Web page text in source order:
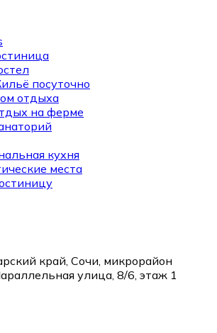
посуточно
отдыха
на ферме
кухня
места
край, Сочи, микрорайон
улица, 8/6, этаж 1